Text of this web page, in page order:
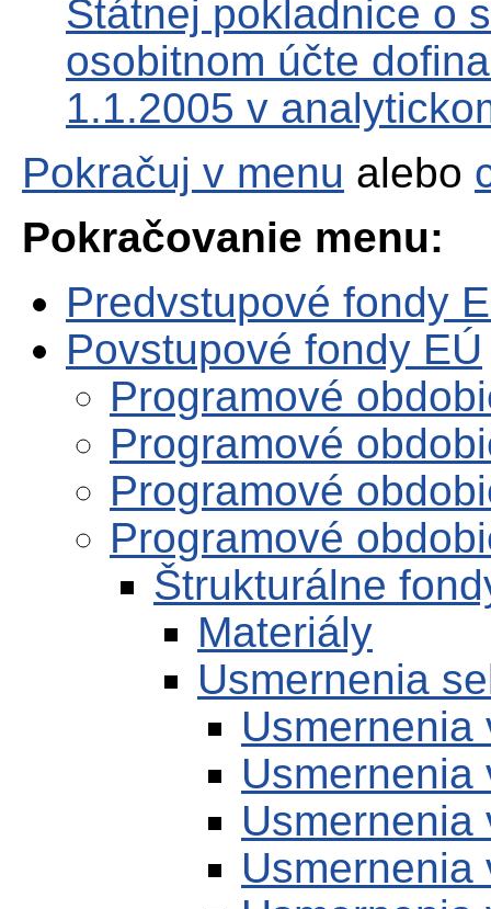
Štátnej pokladnice o
osobitnom účte
1.1.2005 v
Pokračuj v menu alebo
Pokračovanie menu:
Predvstupové fondy
Povstupové fondy EÚ
Programové
Programové
Programové
Programové
Štrukturálne
Materiály
Usmernenia
Usmernenia
Usmernenia
Usmernenia
Usmernenia